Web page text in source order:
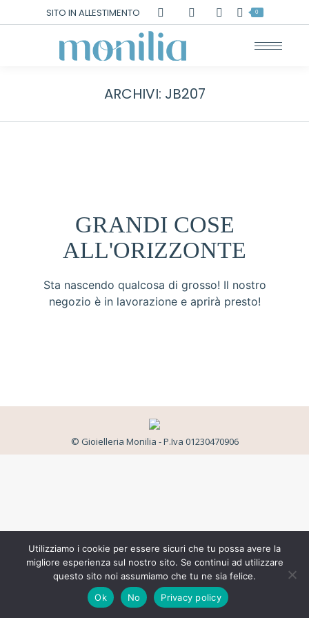
SITO IN ALLESTIMENTO Cerca: 0
ARCHIVI: JB207
GRANDI COSE
ALL'ORIZZONTE
Sta nascendo qualcosa di grosso! Il nostro
negozio è in lavorazione e aprirà presto!
© Gioielleria Monilia - P.Iva 01230470906
Utilizziamo i cookie per essere sicuri che tu possa avere la
migliore esperienza sul nostro sito. Se continui ad utilizzare
questo sito noi assumiamo che tu ne sia felice.
Ok
No Privacy policy